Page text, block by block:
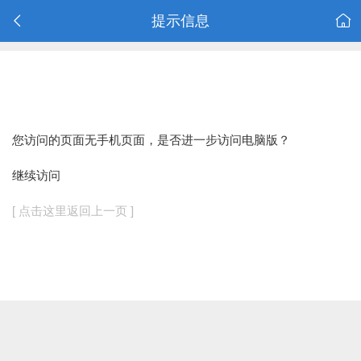
提示信息
您访问的页面无手机页面，是否进一步访问电脑版？
继续访问
[ 点击这里返回上一页 ]